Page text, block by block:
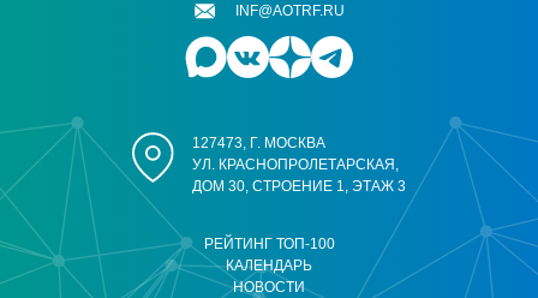
РЕЙТИНГ ТОП-100
КАЛЕНДАРЬ
НОВОСТИ
127473, Г. МОСКВА
УЛ. КРАСНОПРОЛЕТАРСКАЯ,
ДОМ 30, СТРОЕНИЕ 1, ЭТАЖ 3
INF@AOTRF.RU